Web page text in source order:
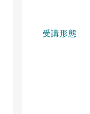
受講形態